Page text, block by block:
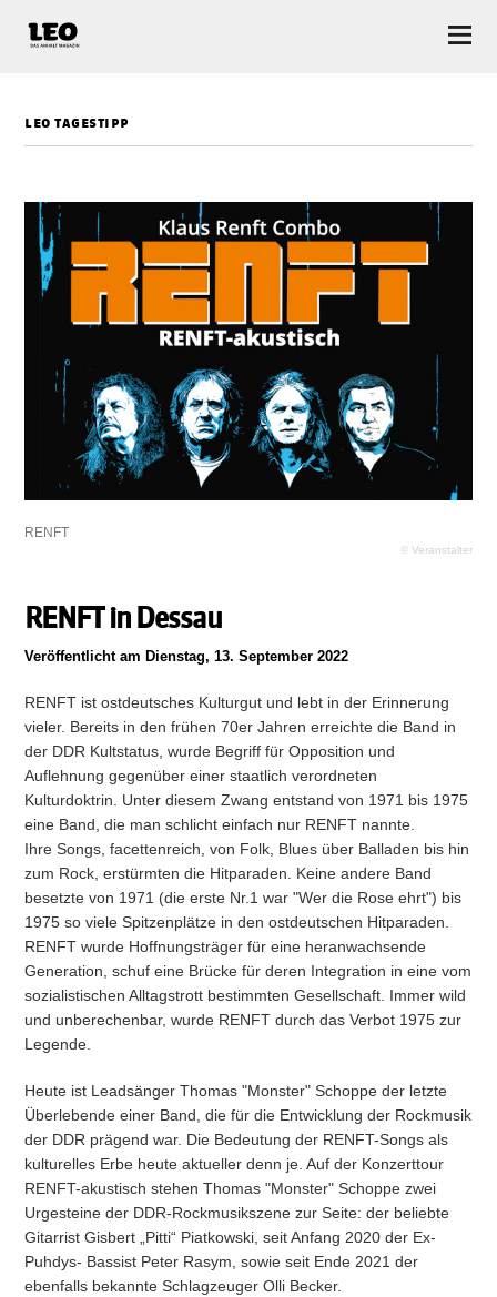
leo tagestipp
RENFT
© Veranstalter
RENFT in Dessau
Veröffentlicht am Dienstag, 13. September 2022
RENFT ist ostdeutsches Kulturgut und lebt in der Erinnerung
vieler. Bereits in den frühen 70er Jahren erreichte die Band in
der DDR Kultstatus, wurde Begriff für Opposition und
Auflehnung gegenüber einer staatlich verordneten
Kulturdoktrin. Unter diesem Zwang entstand von 1971 bis 1975
eine Band, die man schlicht einfach nur RENFT nannte.
Ihre Songs, facettenreich, von Folk, Blues über Balladen bis hin
zum Rock, erstürmten die Hitparaden. Keine andere Band
besetzte von 1971 (die erste Nr.1 war "Wer die Rose ehrt") bis
1975 so viele Spitzenplätze in den ostdeutschen Hitparaden.
RENFT wurde Hoffnungsträger für eine heranwachsende
Generation, schuf eine Brücke für deren Integration in eine vom
sozialistischen Alltagstrott bestimmten Gesellschaft. Immer wild
und unberechenbar, wurde RENFT durch das Verbot 1975 zur
Legende.
Heute ist Leadsänger Thomas "Monster" Schoppe der letzte
Überlebende einer Band, die für die Entwicklung der Rockmusik
der DDR prägend war. Die Bedeutung der RENFT-Songs als
kulturelles Erbe heute aktueller denn je. Auf der Konzerttour
RENFT-akustisch stehen Thomas "Monster" Schoppe zwei
Urgesteine der DDR-Rockmusikszene zur Seite: der beliebte
Gitarrist Gisbert „Pitti“ Piatkowski, seit Anfang 2020 der Ex-
Puhdys- Bassist Peter Rasym, sowie seit Ende 2021 der
ebenfalls bekannte Schlagzeuger Olli Becker.